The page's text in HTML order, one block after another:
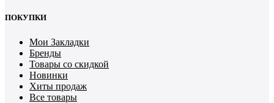
ПОКУПКИ
Мои Закладки
Бренды
Товары со скидкой
Новинки
Хиты продаж
Все товары